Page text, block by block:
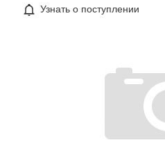
Узнать о поступлении